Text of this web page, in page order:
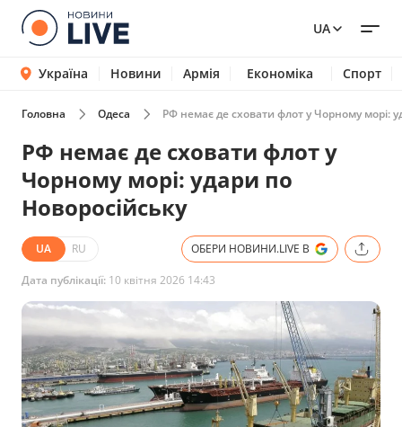
UA
Україна Новини Армія Економіка Спорт
Головна Одеса РФ немає де сховати флот у Чорному морі:
РФ немає де сховати флот у
Чорному морі: удари по
Новоросійську
UA RU ОБЕРИ НОВИНИ.LIVE В
Дата публікації: 10 квітня 2026 14:43